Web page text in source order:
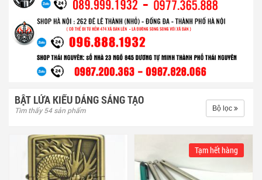
BẬT LỬA KIỂU DÁNG SÁNG TẠO
Tìm thấy 54 sản phẩm Bộ lọc
Tạm hết hàng